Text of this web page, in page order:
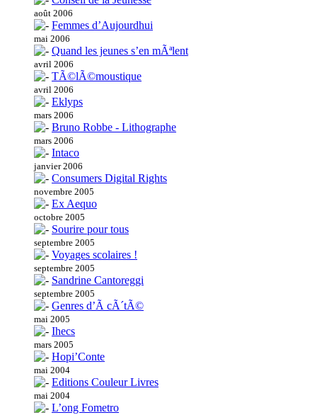
août 2006
Femmes d’Aujourdhui
mai 2006
Quand les jeunes s’en mÃªlent
avril 2006
TÃ©lÃ©moustique
avril 2006
Eklyps
mars 2006
Bruno Robbe - Lithographe
mars 2006
Intaco
janvier 2006
Consumers Digital Rights
novembre 2005
Ex Aequo
octobre 2005
Sourire pour tous
septembre 2005
Voyages scolaires !
septembre 2005
Sandrine Cantoreggi
septembre 2005
Genres d’Ã cÃ´tÃ©
mai 2005
Ihecs
mars 2005
Hopi’Conte
mai 2004
Editions Couleur Livres
mai 2004
L’ong Fometro